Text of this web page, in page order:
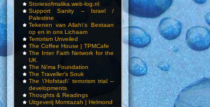
Storiesofmalika.web-log.nl
Support Sanity – Israel /
Palestine
Tekenen van Allah\’s Bestaan
op en in ons Lichaam
Terrorism Unveiled
The Coffee House | TPMCafe
The Inter Faith Network for the
UK
The Ni’ma Foundation
The Traveller’s Souk
The \’Hofstad\’ terrorism trial –
developments
Thoughts & Readings
Uitgeverij Momtazah | Helmond